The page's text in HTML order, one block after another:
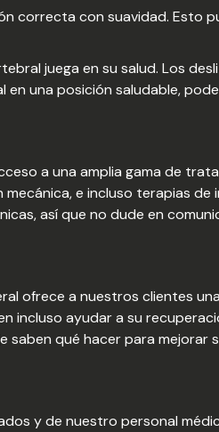
correcta con suavidad. Esto
juega en su salud. Los
en una posición saludable,
a una amplia gama de
e incluso terapias
así que no dude en
ofrece a nuestros clientes
incluso ayudar a su
qué hacer para mejorar
y de nuestro personal